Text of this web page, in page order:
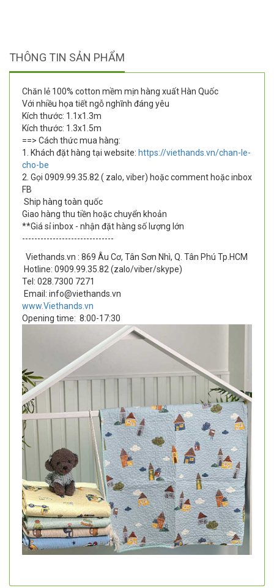
THÔNG TIN SẢN PHẨM
Chăn lẻ 100% cotton mềm mịn hàng xuất Hàn Quốc
Với nhiều họa tiết ngỗ nghĩnh đáng yêu
Kích thước: 1.1x1.3m
Kích thước: 1.3x1.5m
==> Cách thức mua hàng:
1. Khách đặt hàng tại website: https://viethands.vn/chan-le-
cho-be
2. Gọi 0909.99.35.82 ( zalo, viber) hoặc comment hoặc inbox
FB
Ship hàng toàn quốc
Giao hàng thu tiền hoặc chuyển khoản
**Giá sỉ inbox - nhận đặt hàng số lượng lớn
------------------------------
Viethands.vn : 869 Âu Cơ, Tân Sơn Nhì, Q. Tân Phú Tp.HCM
Hotline: 0909.99.35.82 (zalo/viber/skype)
Tel: 028.7300 7271
Email: info@viethands.vn
www.Viethands.vn
Opening time: 8:00-17:30